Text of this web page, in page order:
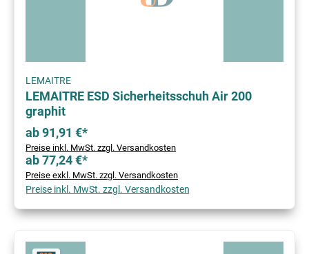
LEMAITRE
LEMAITRE ESD Sicherheitsschuh Air 200
graphit
ab 91,91 €*
Preise inkl. MwSt. zzgl. Versandkosten
ab 77,24 €*
Preise exkl. MwSt. zzgl. Versandkosten
Preise inkl. MwSt. zzgl. Versandkosten